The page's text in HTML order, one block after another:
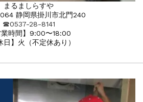
まるましらすや
静岡県掛川市北門240
☎︎0537-28-8141
業時間】9:00〜18:00
日】火（不定休あり）